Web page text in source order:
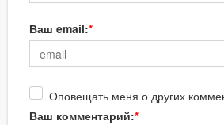
Ваш email:
Оповещать меня о других
Ваш комментарий: